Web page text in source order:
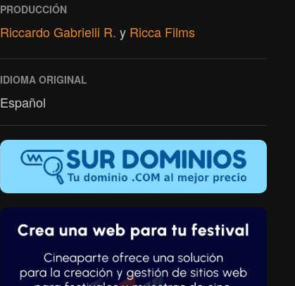
PRODUCCIÓN
Riccardo Gabrielli R. y Ricca Films
IDIOMA ORIGINAL
Español